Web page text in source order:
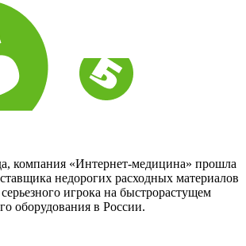
компания «Интернет-медицина» прошла
недорогих расходных материалов
игрока на быстрорастущем
оборудования в России.